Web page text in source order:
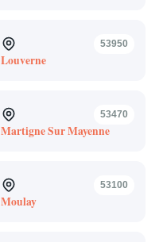
53950
Louverne
53470
Martigne Sur Mayenne
53100
Moulay